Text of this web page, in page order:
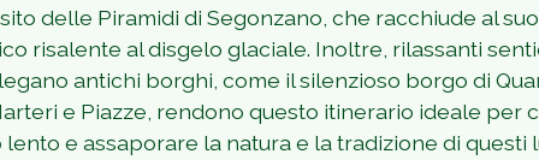
delle Piramidi di Segonzano, che racchiude al
risalente al disgelo glaciale. Inoltre, rilassanti
antichi borghi, come il silenzioso borgo di
e Piazze, rendono questo itinerario ideale per
e assaporare la natura e la tradizione di questi